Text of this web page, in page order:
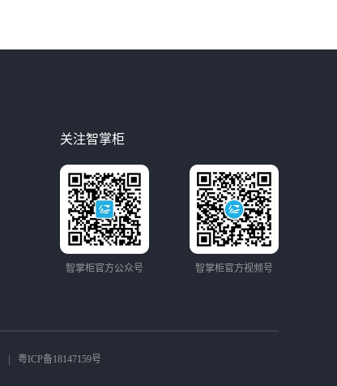
关注智掌柜
智掌柜官方公众号 智掌柜官方视频号
粤ICP备18147159号